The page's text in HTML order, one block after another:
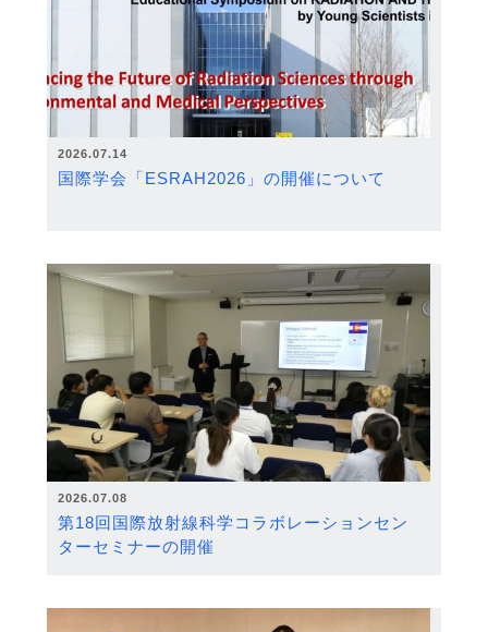
2026.07.14
国際学会「ESRAH2026」の開催について
2026.07.08
第18回国際放射線科学コラボレーションセン
ターセミナーの開催